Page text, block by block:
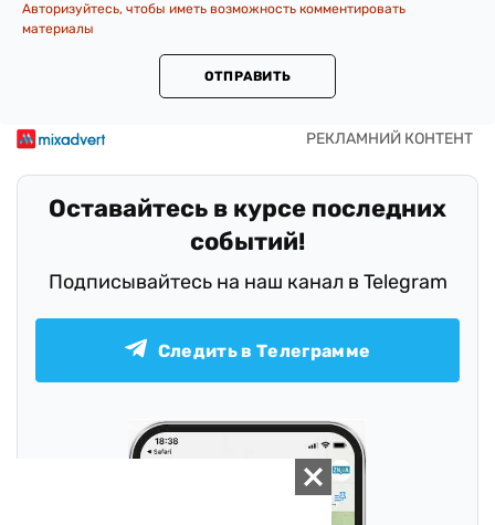
Авторизуйтесь, чтобы иметь возможность комментировать
материалы
ОТПРАВИТЬ
Оставайтесь в курсе последних
событий!
Подписывайтесь на наш канал в Telegram
Следить в Телеграмме